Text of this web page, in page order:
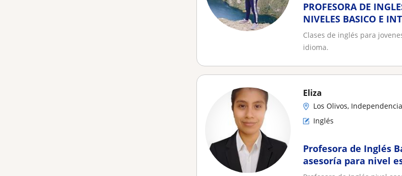
PROFESORA DE
NIVELES BASICO E
Clases de inglés para
idioma.
Eliza
Los Olivos,
Inglés
Profesora de Inglés
asesoría para nivel